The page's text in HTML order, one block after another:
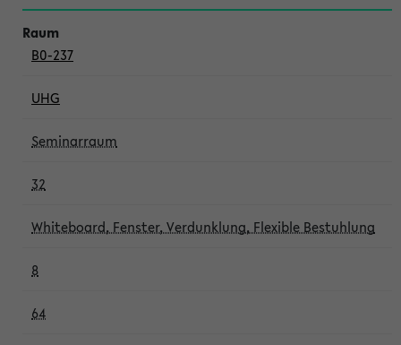
B0-237
UHG
Seminarraum
32
Whiteboard, Fenster, Verdunklung, Flexible Bestuhlung
8
64